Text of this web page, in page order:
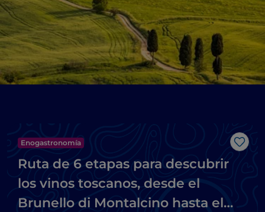
Me
Enogastronomía
Ruta de 6 etapas para descubrir
los vinos toscanos, desde el
Brunello di Montalcino hasta el